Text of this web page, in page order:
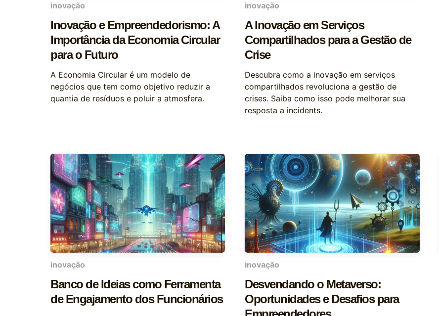
inovação
Inovação e Empreendedorismo: A
Importância da Economia Circular
para o Futuro
A Economia Circular é um modelo de
negócios que tem como objetivo reduzir a
quantia de resíduos e poluir a atmosfera.
inovação
A Inovação em Serviços
Compartilhados para a Gestão de
Crise
Descubra como a inovação em serviços
compartilhados revoluciona a gestão de
crises. Saiba como isso pode melhorar sua
resposta a incidents.
inovação
Banco de Ideias como Ferramenta
de Engajamento dos Funcionários
inovação
Desvendando o Metaverso:
Oportunidades e Desafios para